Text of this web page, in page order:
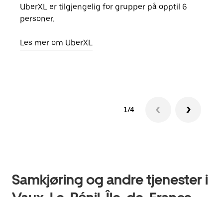
UberXL er tilgjengelig for grupper på opptil 6
personer.
Les mer om UberXL
1/4
Samkjøring og andre tjenester i